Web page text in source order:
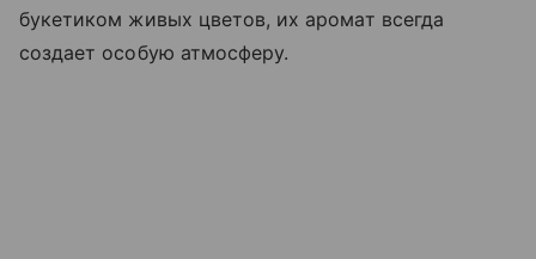
букетиком живых цветов, их аромат всегда
создает особую атмосферу.